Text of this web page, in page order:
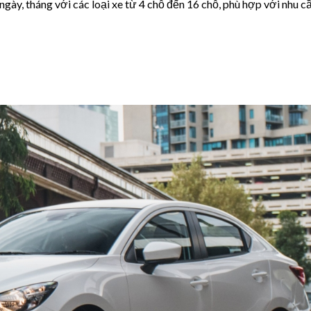
tháng với các loại xe từ 4 chỗ đến 16 chỗ, phù hợp với nhu